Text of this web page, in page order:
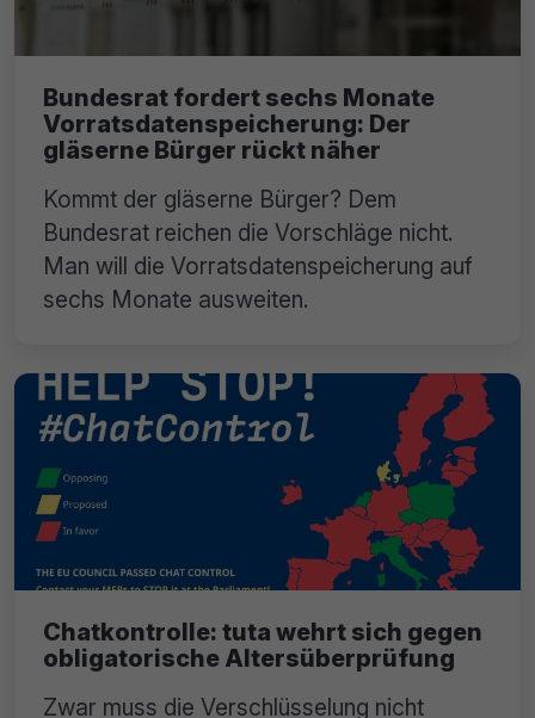
Bundesrat fordert sechs Monate
Vorratsdatenspeicherung: Der
gläserne Bürger rückt näher
Kommt der gläserne Bürger? Dem
Bundesrat reichen die Vorschläge nicht.
Man will die Vorratsdatenspeicherung auf
sechs Monate ausweiten.
Chatkontrolle: tuta wehrt sich gegen
obligatorische Altersüberprüfung
Zwar muss die Verschlüsselung nicht